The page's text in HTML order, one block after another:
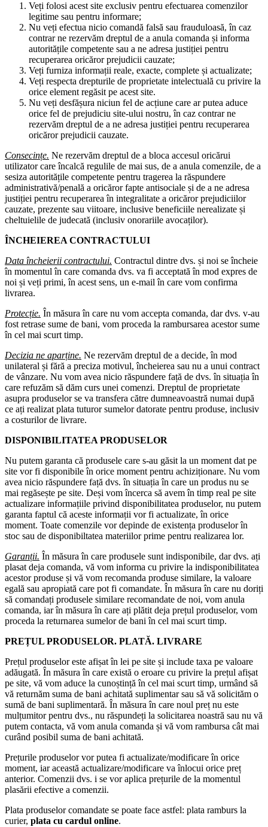
Veți folosi acest site exclusiv pentru efectuarea comenzilor
legitime sau pentru informare;
Nu veți efectua nicio comandă falsă sau frauduloasă, în caz
contrar ne rezervăm dreptul de a anula comanda și informa
autoritățile competente sau a ne adresa justiției pentru
recuperarea oricăror prejudicii cauzate;
Veți furniza informații reale, exacte, complete și actualizate;
Veți respecta drepturile de proprietate intelectuală cu privire la
orice element regăsit pe acest site.
Nu veți desfășura niciun fel de acțiune care ar putea aduce
orice fel de prejudiciu site-ului nostru, în caz contrar ne
rezervăm dreptul de a ne adresa justiției pentru recuperarea
oricăror prejudicii cauzate.
Consecințe. Ne rezervăm dreptul de a bloca accesul oricărui
utilizator care încalcă regulile de mai sus, de a anula comenzile, de a
sesiza autoritățile competente pentru tragerea la răspundere
administrativă/penală a oricăror fapte antisociale și de a ne adresa
justiției pentru recuperarea în integralitate a oricăror prejudiciilor
cauzate, prezente sau viitoare, inclusive beneficiile nerealizate și
cheltuielile de judecată (inclusiv onorariile avocaților).
ÎNCHEIEREA CONTRACTULUI
Data încheierii contractului. Contractul dintre dvs. și noi se încheie
în momentul în care comanda dvs. va fi acceptată în mod expres de
noi și veți primi, în acest sens, un e-mail în care vom confirma
livrarea.
Protecție. În măsura în care nu vom accepta comanda, dar dvs. v-au
fost retrase sume de bani, vom proceda la rambursarea acestor sume
în cel mai scurt timp.
Decizia ne aparține. Ne rezervăm dreptul de a decide, în mod
unilateral și fără a preciza motivul, încheierea sau nu a unui contract
de vânzare. Nu vom avea nicio răspundere față de dvs. în situația în
care refuzăm să dăm curs unei comenzi. Dreptul de proprietate
asupra produselor se va transfera către dumneavoastră numai după
ce ați realizat plata tuturor sumelor datorate pentru produse, inclusiv
a costurilor de livrare.
DISPONIBILITATEA PRODUSELOR
Nu putem garanta că produsele care s-au găsit la un moment dat pe
site vor fi disponibile în orice moment pentru achiziționare. Nu vom
avea nicio răspundere față dvs. în situația în care un produs nu se
mai regăsește pe site. Deși vom încerca să avem în timp real pe site
actualizare informațiile privind disponibilitatea produselor, nu putem
garanta faptul că aceste informații vor fi actualizate, în orice
moment. Toate comenzile vor depinde de existența produselor în
stoc sau de disponibiltatea materiilor prime pentru realizarea lor.
Garanții. În măsura în care produsele sunt indisponibile, dar dvs. ați
plasat deja comanda, vă vom informa cu privire la indisponibilitatea
acestor produse și vă vom recomanda produse similare, la valoare
egală sau apropiată care pot fi comandate. În măsura în care nu doriți
să comandați produsele similare recomandate de noi, vom anula
comanda, iar în măsura în care ați plătit deja prețul produselor, vom
proceda la returnarea sumelor de bani în cel mai scurt timp.
PREȚUL PRODUSELOR. PLATĂ. LIVRARE
Prețul produselor este afișat în lei pe site și include taxa pe valoare
adăugată. În măsura în care există o eroare cu privire la prețul afișat
pe site, vă vom aduce la cunoștință în cel mai scurt timp, urmând să
vă returnăm suma de bani achitată suplimentar sau să vă solicităm o
sumă de bani suplimentară. În măsura în care noul preț nu este
mulțumitor pentru dvs., nu răspundeți la solicitarea noastră sau nu vă
putem contacta, vă vom anula comanda și vă vom rambursa cât mai
curând posibil suma de bani achitată.
Prețurile produselor vor putea fi actualizate/modificare în orice
moment, iar această actualizare/modificare va înlocui orice preț
anterior. Comenzii dvs. i se vor aplica prețurile de la momentul
plasării efective a comenzii.
Plata produselor comandate se poate face astfel: plata ramburs la
curier, plata cu cardul online.